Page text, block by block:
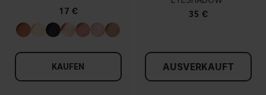
17 €
KAUFEN
35 €
AUSVERKAUFT